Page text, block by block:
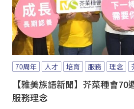
70周年 人才 培育 服務 理念
【雅美族語新聞】芥菜種會70
服務理念